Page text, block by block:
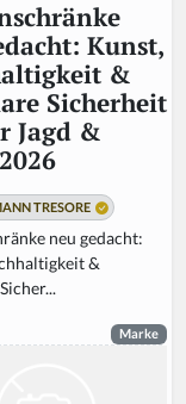
Kunst,
&
Sicherheit
Jagd &
TRESORE
neu gedacht:
&
Marke